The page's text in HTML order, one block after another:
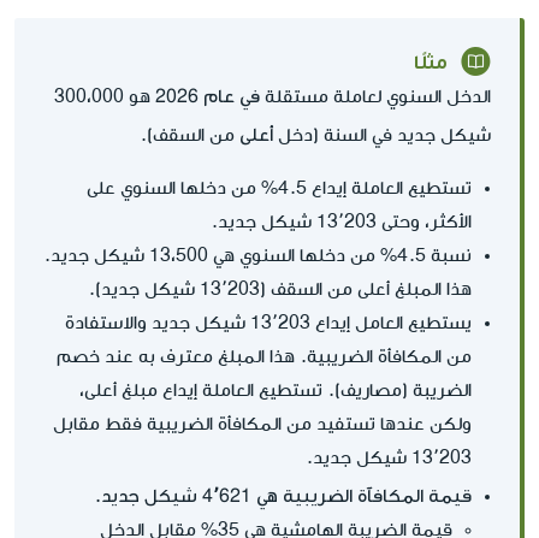
مثلًا
الدخل السنوي لعاملة مستقلة في عام 2026
هو 300،000
شيكل جديد في السنة (دخل أعلى من السقف).
تستطيع العاملة إيداع 4.5% من دخلها السنوي على
الأكثر، وحتى 13٬203 شيكل جديد.
نسبة 4.5% من دخلها السنوي هي 13،500 شيكل جديد.
هذا المبلغ أعلى من السقف (13٬203 شيكل جديد).
يستطيع العامل إيداع 13٬203 شيكل جديد والاستفادة
من المكافأة الضريبية. هذا المبلغ معترف به عند خصم
الضريبة (مصاريف). تستطيع العاملة إيداع مبلغ أعلى،
ولكن عندها تستفيد من المكافأة الضريبية فقط مقابل
13٬203 شيكل جديد.
قيمة المكافآة الضريبية هي 4٬621 شيكل جديد.
قيمة الضريبة الهامشية هي 35% مقابل الدخل